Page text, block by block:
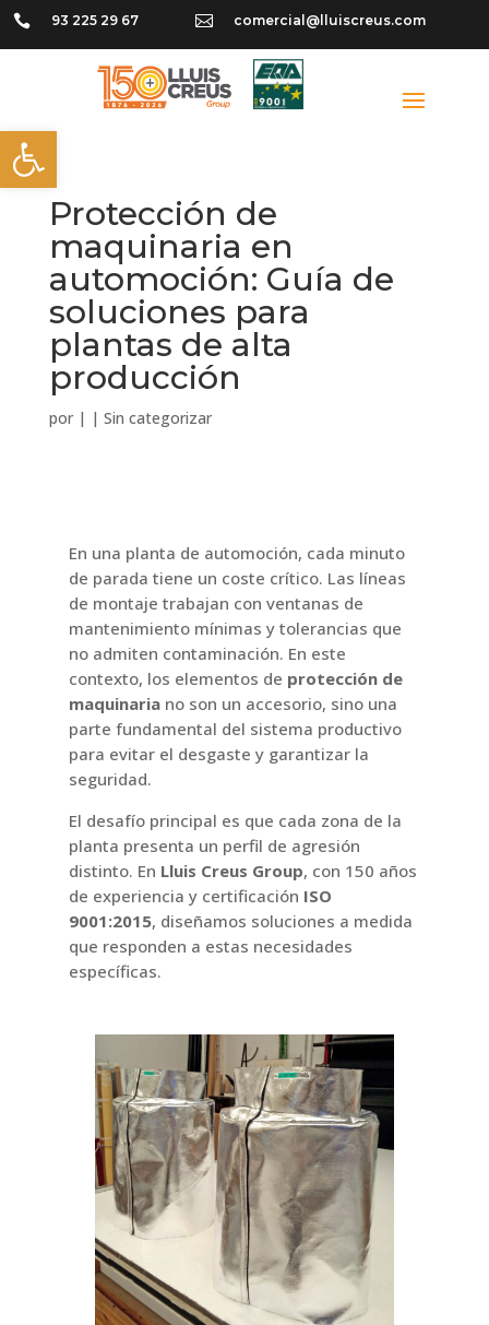
Abrir barra de herramientas
 93 225 29 67  comercial@lluiscreus.com
Protección de
maquinaria en
automoción: Guía de
soluciones para
plantas de alta
producción
por | | Sin categorizar
En una planta de automoción, cada minuto
de parada tiene un coste crítico. Las líneas
de montaje trabajan con ventanas de
mantenimiento mínimas y tolerancias que
no admiten contaminación. En este
contexto, los elementos de protección de
maquinariano son un accesorio, sino una
parte fundamental del sistema productivo
para evitar el desgaste y garantizar la
seguridad.
El desafío principal es que cada zona de la
planta presenta un perfil de agresión
distinto. En Lluis Creus Group, con 150 años
de experiencia y certificación ISO
9001:2015, diseñamos soluciones a medida
que responden a estas necesidades
específicas.